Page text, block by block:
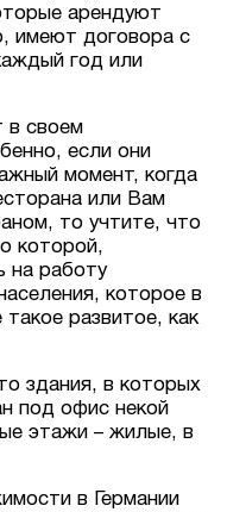
арендуют
имеют договора с
год или
в своем
если они
момент, когда
или Вам
то учтите, что
которой,
на работу
которое в
развитое, как
здания, в которых
под офис некой
этажи – жилые, в
в Германии